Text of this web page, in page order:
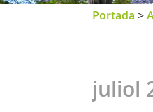
Portada >
juliol